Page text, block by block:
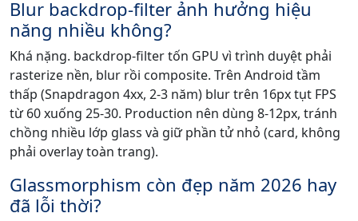
Blur backdrop-filter ảnh hưởng hiệu
năng nhiều không?
Khá nặng. backdrop-filter tốn GPU vì trình duyệt phải
rasterize nền, blur rồi composite. Trên Android tầm
thấp (Snapdragon 4xx, 2-3 năm) blur trên 16px tụt FPS
từ 60 xuống 25-30. Production nên dùng 8-12px, tránh
chồng nhiều lớp glass và giữ phần tử nhỏ (card, không
phải overlay toàn trang).
Glassmorphism còn đẹp năm 2026 hay
đã lỗi thời?